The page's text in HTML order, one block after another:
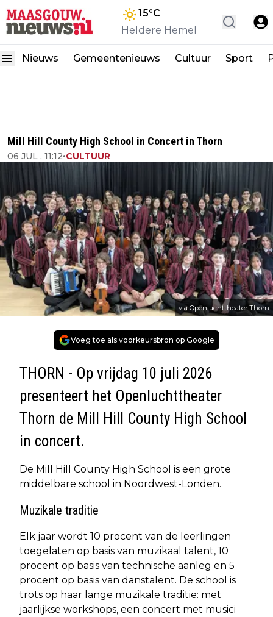
15°C
Heldere Hemel
Nieuws Gemeentenieuws Cultuur Sport
Mill Hill County High School in Concert in Thorn
06 JUL , 11:12•CULTUUR
via Openluchttheater Thorn
Voeg toe als voorkeursbron op Google
THORN - Op vrijdag 10 juli 2026
presenteert het Openluchttheater
Thorn de Mill Hill County High School
in concert.
De Mill Hill County High School is een grote
middelbare school in Noordwest-Londen.
Muzikale traditie
Elk jaar wordt 10 procent van de leerlingen
toegelaten op basis van muzikaal talent, 10
procent op basis van technische aanleg en 5
procent op basis van danstalent. De school is
trots op haar lange muzikale traditie: met
jaarlijkse workshops, een concert met musici